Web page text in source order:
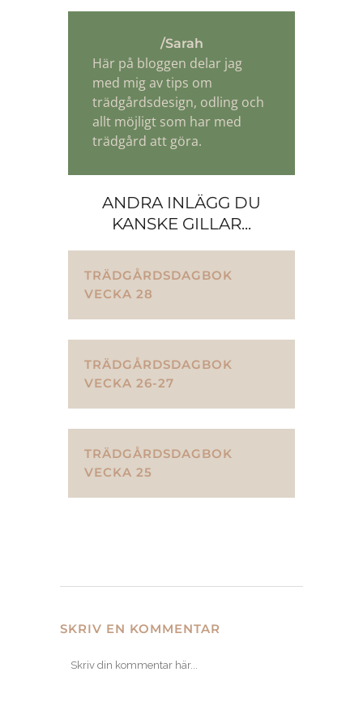
/Sarah
Här på bloggen delar jag
med mig av tips om
trädgårdsdesign, odling och
allt möjligt som har med
trädgård att göra.
ANDRA INLÄGG DU
KANSKE GILLAR...
TRÄDGÅRDSDAGBOK
VECKA 28
TRÄDGÅRDSDAGBOK
VECKA 26-27
TRÄDGÅRDSDAGBOK
VECKA 25
SKRIV EN KOMMENTAR